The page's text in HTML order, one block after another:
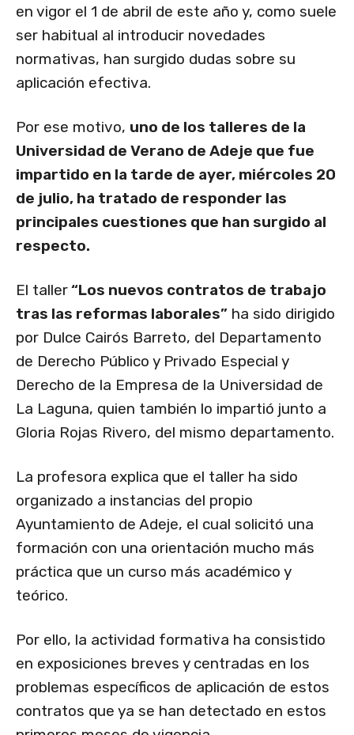
en vigor el 1 de abril de este año y, como suele
ser habitual al introducir novedades
normativas, han surgido dudas sobre su
aplicación efectiva.
Por ese motivo, uno de los talleres de la
Universidad de Verano de Adeje que fue
impartido en la tarde de ayer, miércoles 20
de julio, ha tratado de responder las
principales cuestiones que han surgido al
respecto.
El taller“Los nuevos contratos de trabajo
tras las reformas laborales” ha sido dirigido
por Dulce Cairós Barreto, del Departamento
de Derecho Público y Privado Especial y
Derecho de la Empresa de la Universidad de
La Laguna, quien también lo impartió junto a
Gloria Rojas Rivero, del mismo departamento.
La profesora explica que el taller ha sido
organizado a instancias del propio
Ayuntamiento de Adeje, el cual solicitó una
formación con una orientación mucho más
práctica que un curso más académico y
teórico.
Por ello, la actividad formativa ha consistido
en exposiciones breves y centradas en los
problemas específicos de aplicación de estos
contratos que ya se han detectado en estos